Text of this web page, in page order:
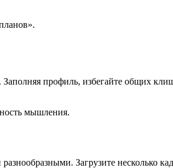
профиль, избегайте общих
мышления.
Загрузите несколько